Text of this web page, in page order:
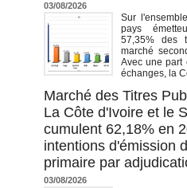
03/08/2026
Sur
pays
57,35% des
marché
Avec une part
échanges, la
Marché des Titres
La Côte d'Ivoire et le
cumulent 62,18% en
intentions d'émission
primaire par
03/08/2026